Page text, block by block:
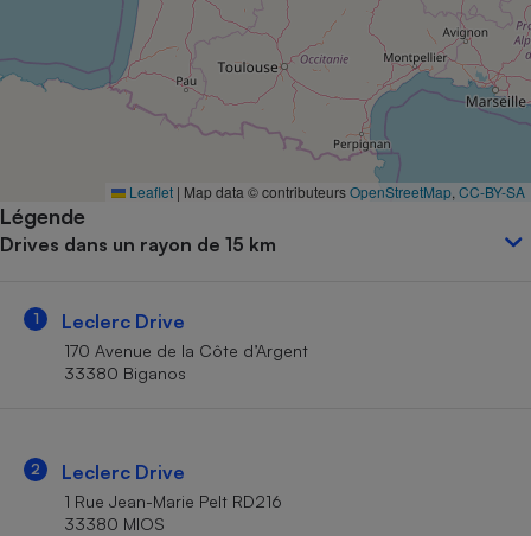
Leaflet | Map data © contributeursOpenStreetMap CC-BY-SA
Légende
Drives dans un rayon de 15 km
1 Leclerc Drive
170 Avenue de la Côte d’Argent
33380 Biganos
2 Leclerc Drive
1 Rue Jean-Marie Pelt RD216
33380 MIOS
Complément
alimentaire
Assurance emprunteur
Petit électroménager -
Mutuelle